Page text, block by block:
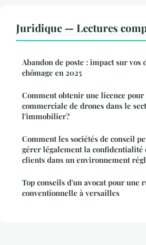
Juridique — Lectures
Abandon de poste : impact sur vos
chômage en 2025
Comment obtenir une licence
commerciale de drones dans le
l'immobilier?
Comment les sociétés de conseil
gérer légalement la confidentialité
clients dans un environnement
Top conseils d'un avocat pour une
conventionnelle à versailles